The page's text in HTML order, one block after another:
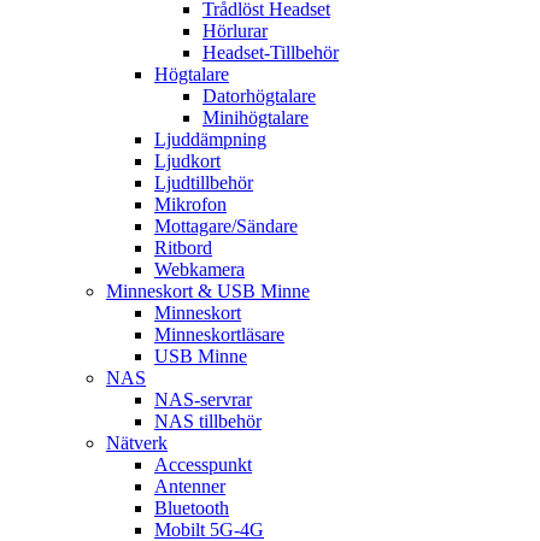
Trådlöst Headset
Hörlurar
Headset-Tillbehör
Högtalare
Datorhögtalare
Minihögtalare
Ljuddämpning
Ljudkort
Ljudtillbehör
Mikrofon
Mottagare/Sändare
Ritbord
Webkamera
Minneskort & USB Minne
Minneskort
Minneskortläsare
USB Minne
NAS
NAS-servrar
NAS tillbehör
Nätverk
Accesspunkt
Antenner
Bluetooth
Mobilt 5G-4G